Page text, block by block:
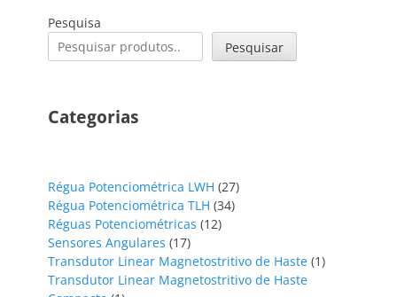
Pesquisa
Pesquisar
Categorias
Régua Potenciométrica LWH 2727
Régua Potenciométrica TLH 3434
Réguas Potenciométricas 1212
Sensores Angulares 1717
produtos
Transdutor Linear Magnetostritivo de Haste 11
Transdutor Linear Magnetostritivo de Haste